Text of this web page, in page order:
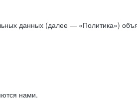
данных (далее — «Политика»)
нами.